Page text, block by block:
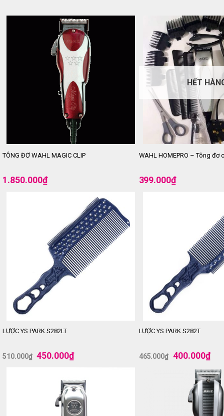
TÔNG ĐƠ WAHL MAGIC CLIP
1.850.000₫
HẾT
WAHL HOMEPRO – Tông đơ
399.000₫
LƯỢC YS PARK S282LT
510.000₫ 450.000₫
LƯỢC YS PARK S282T
465.000₫ 400.000₫